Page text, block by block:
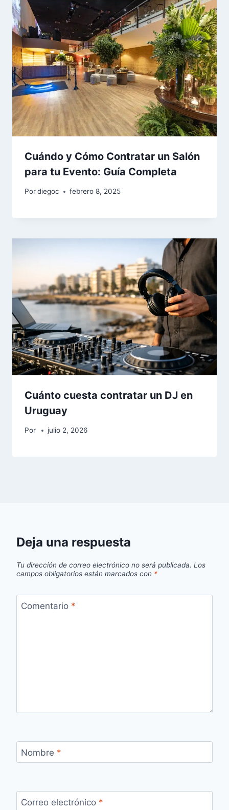
Cuándo y Cómo Contratar un Salón
para tu Evento: Guía Completa
Pordiegoc febrero 8, 2025
Cuánto cuesta contratar un DJ en
Uruguay
Por julio 2, 2026
Deja una respuesta
Tu dirección de correo electrónico no será publicada. Los
campos obligatorios están marcados con *
Comentario *
Nombre *
Correo electrónico *